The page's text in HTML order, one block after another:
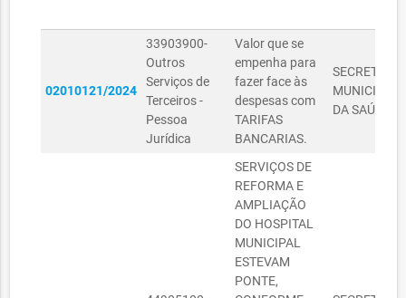
02010121/2024
33903900-
Outros
Serviços de
Terceiros -
Pessoa
Jurídica
Valor que se
empenha para
fazer face às
despesas com
TARIFAS
BANCARIAS.
SECRETARIA
MUNICIPAL
DA SAÚDE
SERVIÇOS DE
REFORMA E
AMPLIAÇÃO
DO HOSPITAL
MUNICIPAL
ESTEVAM
PONTE,